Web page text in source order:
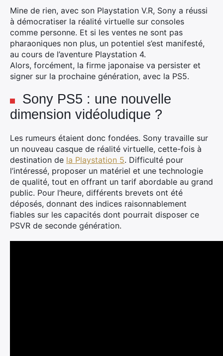
Mine de rien, avec son Playstation V.R, Sony a réussi
à démocratiser la réalité virtuelle sur consoles
comme personne. Et si les ventes ne sont pas
pharaoniques non plus, un potentiel s’est manifesté,
au cours de l’aventure Playstation 4.
Alors, forcément, la firme japonaise va persister et
signer sur la prochaine génération, avec la PS5.
Sony PS5 : une nouvelle
dimension vidéoludique ?
Les rumeurs étaient donc fondées. Sony travaille sur
un nouveau casque de réalité virtuelle, cette-fois à
destination de la Playstation 5. Difficulté pour
l’intéressé, proposer un matériel et une technologie
de qualité, tout en offrant un tarif abordable au grand
public. Pour l’heure, différents brevets ont été
déposés, donnant des indices raisonnablement
fiables sur les capacités dont pourrait disposer ce
PSVR de seconde génération.